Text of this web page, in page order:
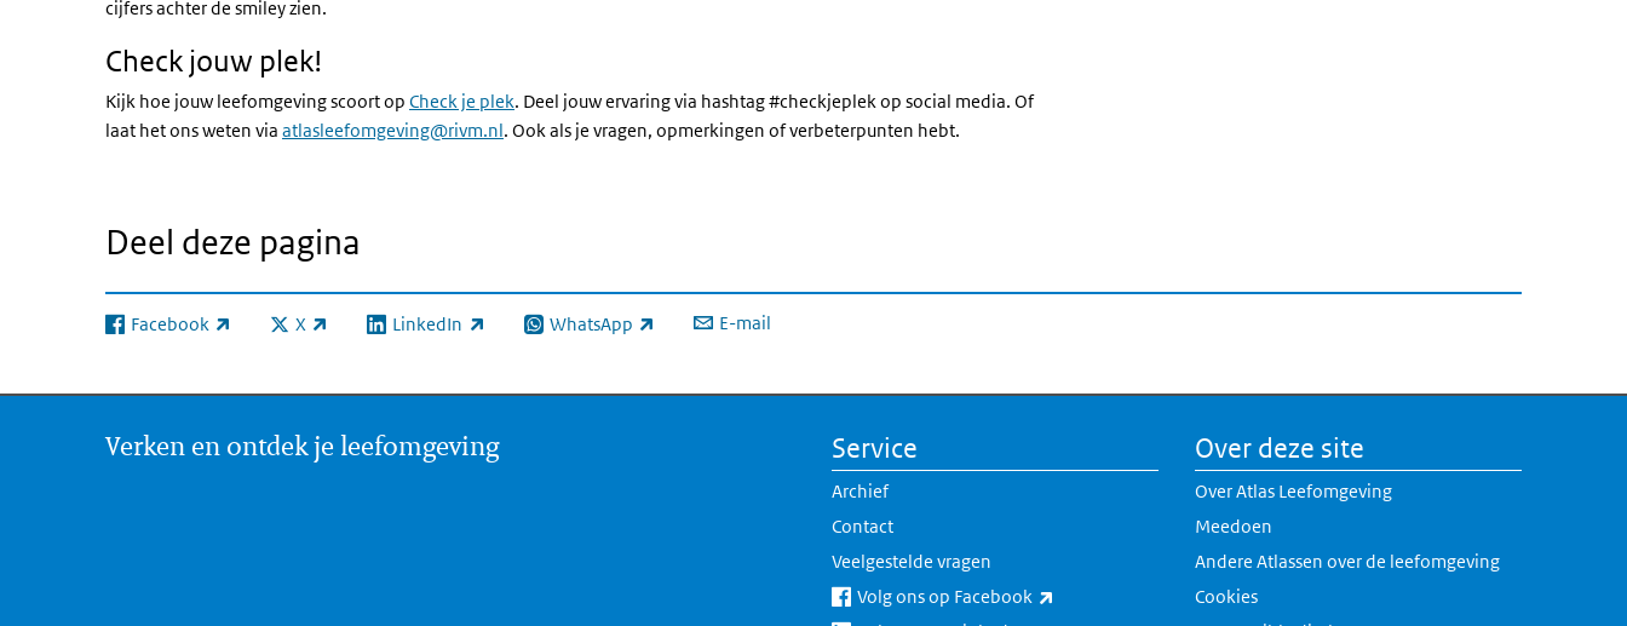
cijfers achter de smiley zien.
Check jouw plek!
Kijk hoe jouw leefomgeving scoort op Check je plek. Deel jouw ervaring via hashtag #checkjeplek op social media. Of
laat het ons weten via atlasleefomgeving@rivm.nl. Ook als je vragen, opmerkingen of verbeterpunten hebt.
Deel deze pagina
Facebook
(externe link) X
(externe link) LinkedIn
(externe link) WhatsApp
(externe link) E-mail
Verken en ontdek je leefomgeving Service
Archief
Contact
Veelgestelde vragen
Volg ons op Facebook
Over deze site
Over Atlas Leefomgeving
Meedoen
Andere Atlassen over de leefomgeving
Cookies